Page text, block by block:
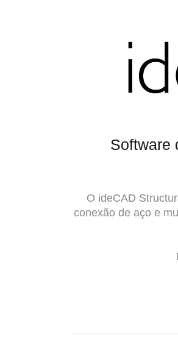
Software
O ideCAD
conexão de aço e